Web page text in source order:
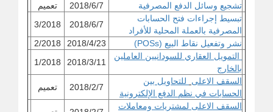
تشجيع وسائل الدفع المصرفية
2018/6/7
تعميم
تبسيط إجراءات فتح الحسابات
المصرفية بالعملة المحلية للأفراد
2018/6/7
3/2018
نشر وتفعيل نقاط البيع (POSs)
2018/4/23
2/2018
التمويل العقاري للسودانيين العاملين
بالخار ج
2018/3/11
1/2018
السقف الاعلى
للتحاويل بين
الحسابات في نظم الدفع الإلكترونية
2018/2/7
تعميم
السقف الاعلى لمشتريات ومعاملات